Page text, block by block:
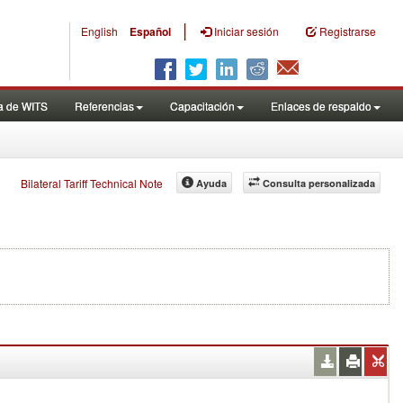
English Español | Iniciar sesión Registrarse
de WITS Referencias Capacitación Enlaces de respaldo
Bilateral Tariff Technical Note Consulta personalizada
Ayuda